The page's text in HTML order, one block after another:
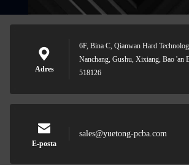
Adres
6F, Bina C, Qianwan Hard
Nanchang, Gushu, Xixiang, Bao 'an
518126
E-posta
sales@yuetong-pcba.com